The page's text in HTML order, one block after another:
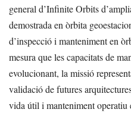
general d’Infinite Orbits
demostrada en òrbita
d’inspecció i manteniment en
mesura que les capacitats de
evolucionant, la missió
validació de futures
vida útil i manteniment operatiu